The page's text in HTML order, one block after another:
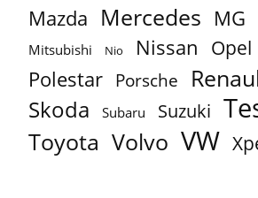
Mazda Mercedes MG
Mitsubishi Nio Nissan Opel
Polestar Porsche
Skoda Subaru Suzuki
Toyota Volvo VW